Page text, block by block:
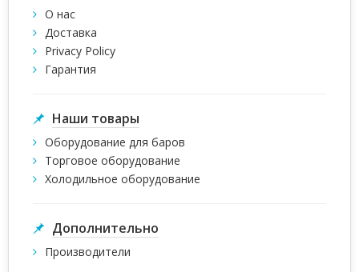
О нас
Доставка
Privacy Policy
Гарантия
Наши товары
Оборудование для баров
Торговое оборудование
Холодильное оборудование
Дополнительно
Производители